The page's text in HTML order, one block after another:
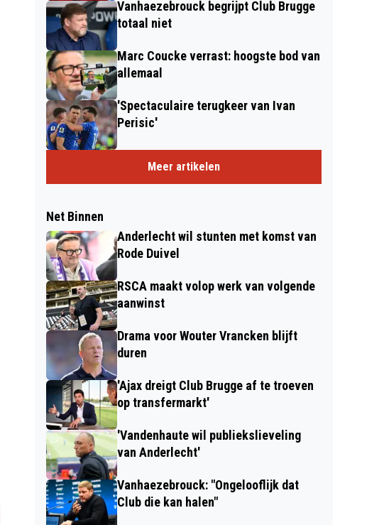
Vanhaezebrouck begrijpt Club Brugge
totaal niet
Marc Coucke verrast: hoogste bod van
allemaal
'Spectaculaire terugkeer van Ivan
Perisic'
Meer artikelen
Net Binnen
Anderlecht wil stunten met komst van
Rode Duivel
RSCA maakt volop werk van volgende
aanwinst
Drama voor Wouter Vrancken blijft
duren
'Ajax dreigt Club Brugge af te troeven
op transfermarkt'
'Vandenhaute wil publiekslieveling
van Anderlecht'
Vanhaezebrouck: "Ongelooflijk dat
Club die kan halen"